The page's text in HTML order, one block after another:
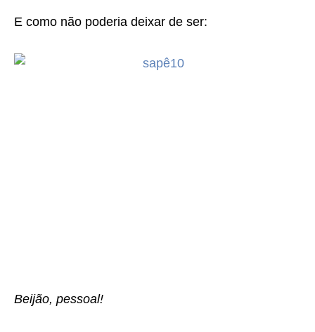
E como não poderia deixar de ser:
Beijão, pessoal!